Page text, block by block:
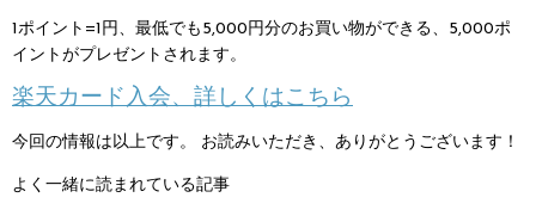
1ポイント=1円、最低でも5,000円分のお買い物ができる、5,000ポ
イントがプレゼントされます。
楽天カード入会、詳しくはこちら
今回の情報は以上です。 お読みいただき、ありがとうございます！
よく一緒に読まれている記事